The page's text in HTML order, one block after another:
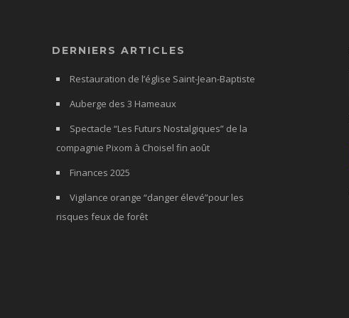
DERNIERS ARTICLES
Restauration de l’église Saint-Jean-Baptiste
Auberge des 3 Hameaux
Spectacle “Les Futurs Nostalgiques” de la
compagnie Pixom à Choisel fin août
Finances 2025
Vigilance orange “danger élevé”pour les
risques feux de forêt